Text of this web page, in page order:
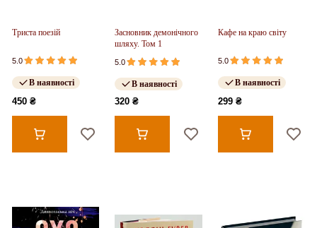
Триста поезій
5.0
В наявності
450 ₴
Засновник демонічного
шляху. Том 1
5.0
В наявності
320 ₴
Кафе на краю світу
5.0
В наявності
299 ₴